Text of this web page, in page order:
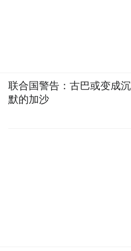
联合国警告：古巴或变成沉
默的加沙